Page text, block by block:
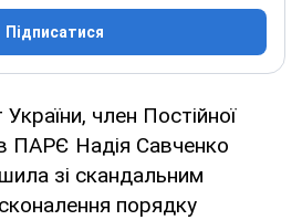
Підписатися
член Постійної
в ПАРЄ Надія Савченко
зі скандальним
порядку